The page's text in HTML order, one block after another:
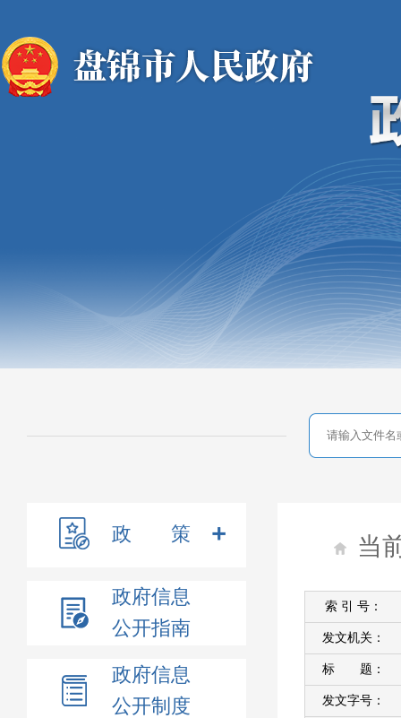
政 策
政府信息
公开指南
政府信息
公开制度
当
索 引 号：
发文机关：
标 题：
发文字号：